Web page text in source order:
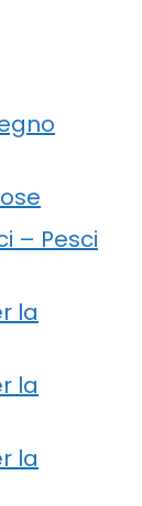
– Pesci
la
la
la